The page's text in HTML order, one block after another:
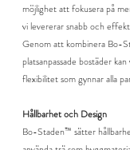
möjlighet att fokusera på
vi levererar snabb och
Genom att kombinera Bo-
platsanpassade bostäder
flexibilitet som gynnar alla
Hållbarhet och Design
Bo-Staden™ sätter